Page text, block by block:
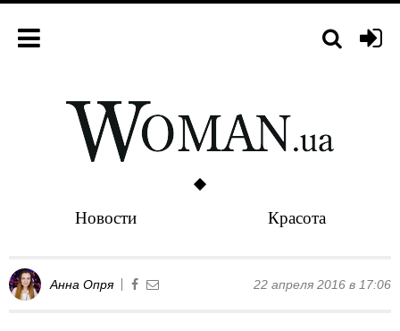
Новости Красота
Анна Опря 22 апреля 2016 в 17:06